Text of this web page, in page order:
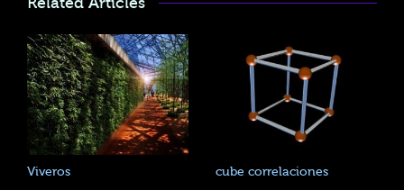
Viveros cube correlaciones